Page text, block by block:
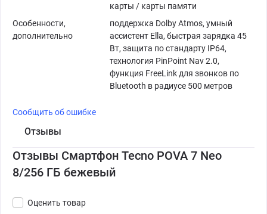
карты / карты памяти
Особенности,
дополнительно
поддержка Dolby Atmos, умный
ассистент Ella, быстрая зарядка 45
Вт, защита по стандарту IP64,
технология PinPoint Nav 2.0,
функция FreeLink для звонков по
Bluetooth в радиусе 500 метров
Сообщить об ошибке
Отзывы
Отзывы Смартфон Tecno POVA 7 Neo
8/256 ГБ бежевый
Оценить товар